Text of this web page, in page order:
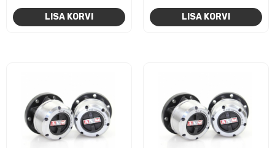
LISA KORVI LISA KORVI